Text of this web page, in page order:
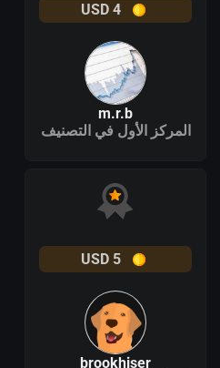
4
USD
m.r.b
المركز الأول في التصنيف
5
USD
brookhiser